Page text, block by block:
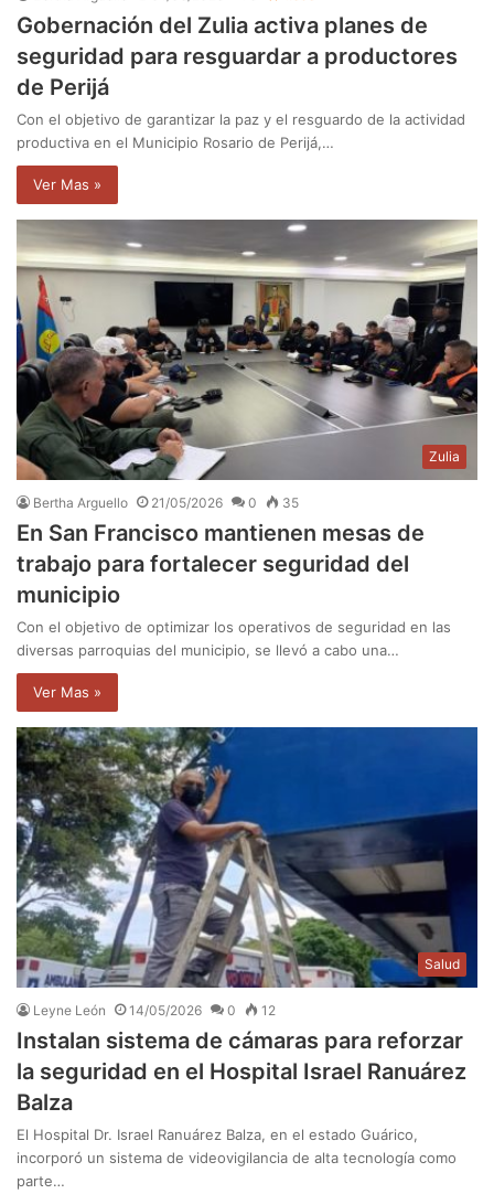
Gobernación del Zulia activa planes de
seguridad para resguardar a productores
de Perijá
Con el objetivo de garantizar la paz y el resguardo de la actividad
productiva en el Municipio Rosario de Perijá,…
Ver Mas »
Zulia
Bertha Arguello 21/05/2026 0 35
En San Francisco mantienen mesas de
trabajo para fortalecer seguridad del
municipio
Con el objetivo de optimizar los operativos de seguridad en las
diversas parroquias del municipio, se llevó a cabo una…
Ver Mas »
Salud
Leyne León 14/05/2026 0 12
Instalan sistema de cámaras para reforzar
la seguridad en el Hospital Israel Ranuárez
Balza
El Hospital Dr. Israel Ranuárez Balza, en el estado Guárico,
incorporó un sistema de videovigilancia de alta tecnología como
parte…